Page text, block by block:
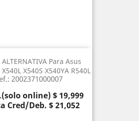
Para Asus
X540S X540YA R540L
2002371000007
online) $ 19,999
Cred/Deb. $ 21,052